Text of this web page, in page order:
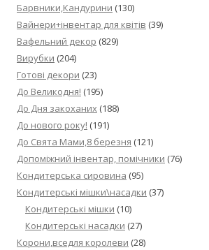
Барвники,Кандурини (130)
Вайнери+інвентар для квітів (39)
Вафельний декор (829)
Вирубки (204)
Готові декори (23)
До Великодня! (195)
До Дня закоханих (188)
До нового року! (191)
До Свята Мами,8 березня (121)
Допоміжний інвентар, помічники (76)
Кондитерська сировина (95)
Кондитерські мішки\насадки (37)
Кондитерські мішки (10)
Кондитерські насадки (27)
Корони,вседля королеви (28)